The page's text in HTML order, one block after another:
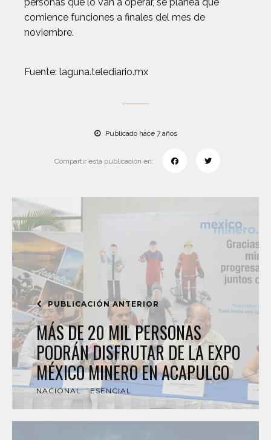
comience funciones a finales del mes de
noviembre.
Fuente: laguna.telediario.mx
Publicado hace 7 años
Compartir esta publicación en:
PUBLICACIÓN ANTERIOR
MÁS DE 20 MIL PERSONAS
PODRÁN DISFRUTAR DE LA EXPO
MÉXICO MINERO EN ACAPULCO
NACIONAL ESENCIAL